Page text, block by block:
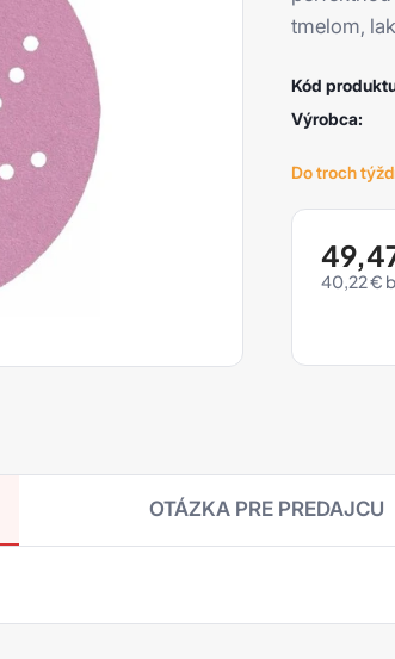
tmelom,
Kód
Výrobca:
Do troch
40,22€
OTÁZKA PRE PREDAJCU